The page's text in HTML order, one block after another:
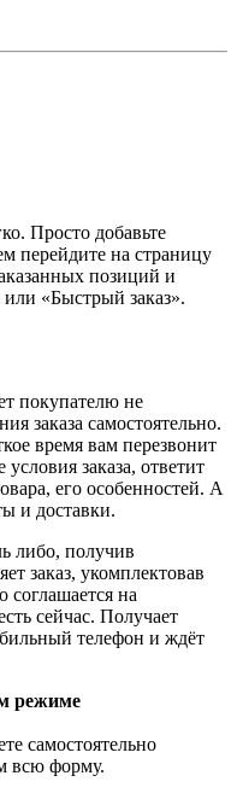
Просто добавьте
перейдите на страницу
позиций и
«Быстрый заказ».
покупателю не
заказа самостоятельно.
время вам перезвонит
заказа, ответит
его особенностей. А
и доставки.
либо, получив
заказ, укомплектовав
на
сейчас. Получает
телефон и ждёт
режиме
самостоятельно
всю форму.